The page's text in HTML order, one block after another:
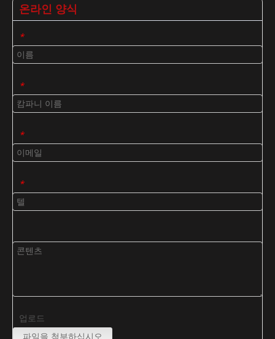
온라인 양식
*
*
*
*
업로드
파일을 첨부하십시오